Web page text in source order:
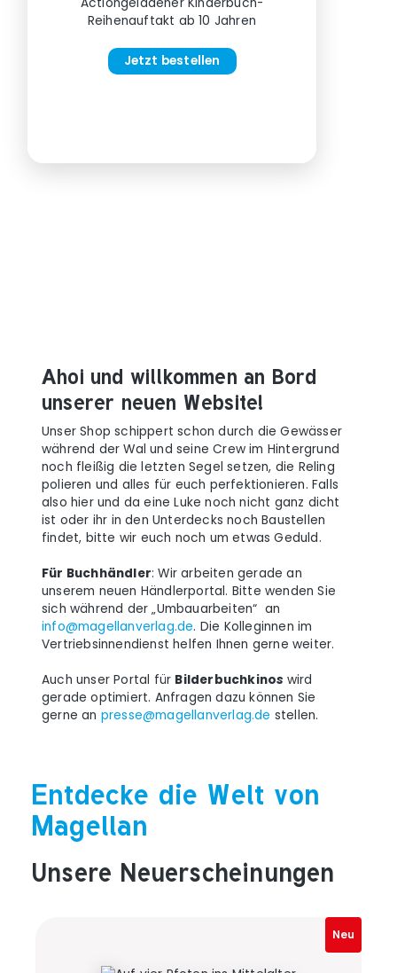
Reihenauftakt ab 10 Jahren
Jetzt bestellen
Ahoi und willkommen an Bord
unserer neuen Website!
Unser Shop schippert schon durch die Gewässer
während der Wal und seine Crew im Hintergrund
noch fleißig die letzten Segel setzen, die Reling
polieren und alles für euch perfektionieren. Falls
also hier und da eine Luke noch nicht ganz dicht
ist oder ihr in den Unterdecks noch Baustellen
findet, bitte wir euch noch um etwas Geduld.
Für Buchhändler: Wir arbeiten gerade an
unserem neuen Händlerportal. Bitte wenden Sie
sich während der „Umbauarbeiten“ an
info@magellanverlag.de. Die Kolleginnen im
Vertriebsinnendienst helfen Ihnen gerne weiter.
Auch unser Portal für Bilderbuchkinos wird
gerade optimiert. Anfragen dazu können Sie
gerne an presse@magellanverlag.de stellen.
Entdecke die Welt von
Magellan
Unsere Neuerscheinungen
Neu